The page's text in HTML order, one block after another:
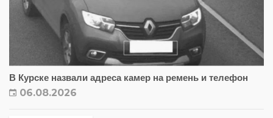
В Курске назвали адреса камер на ремень и телефон
06.08.2026